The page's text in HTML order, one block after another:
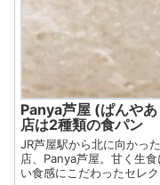
Panya芦屋 (ぱんや
店は2種類の食パン
JR芦屋駅から北に向かっ
店、Panya芦屋。甘く生
い食感にこだわったセレ